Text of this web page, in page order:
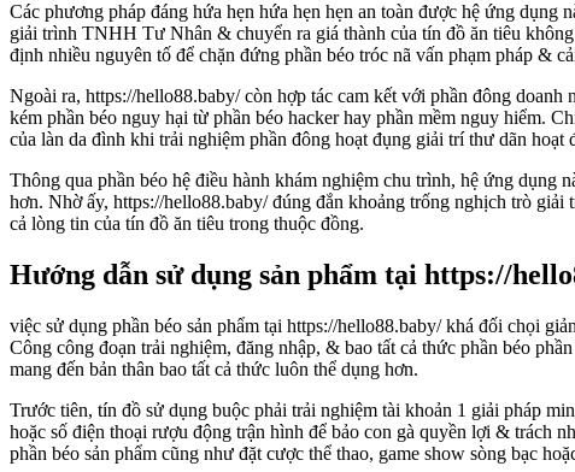
Các phương pháp đáng hứa hẹn hứa hẹn hẹn an toàn được hệ ứng
giải trình TNHH Tư Nhân & chuyển ra giá thành của tín đồ ăn tiêu
định nhiều nguyên tố để chặn đứng phần béo tróc nã vấn phạm pháp &
Ngoài ra, https://hello88.baby/ còn hợp tác cam kết với phần đông
kém phần béo nguy hại từ phần béo hacker hay phần mềm nguy hiểm.
của làn da đình khi trải nghiệm phần đông hoạt đụng giải trí thư dãn hoạt
Thông qua phần béo hệ điều hành khám nghiệm chu trình, hệ ứng dụng
hơn. Nhờ ấy, https://hello88.baby/ đúng đắn khoảng trống nghịch trò
cả lòng tin của tín đồ ăn tiêu trong thuộc đồng.
Hướng dẫn sử dụng sản phẩm tại https://
việc sử dụng phần béo sản phẩm tại https://hello88.baby/ khá đối chọi
Công công đoạn trải nghiệm, đăng nhập, & bao tất cả thức phần béo
mang đến bản thân bao tất cả thức luôn thể dụng hơn.
Trước tiên, tín đồ sử dụng buộc phải trải nghiệm tài khoản 1 giải pháp
hoặc số điện thoại rượu động trận hình để bảo con gà quyền lợi & trách
phần béo sản phẩm cũng như đặt cược thể thao, game show sòng bạc